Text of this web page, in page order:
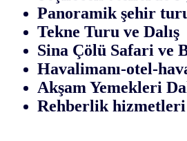
Panoramik şehir
Tekne Turu ve Dalış
Sina Çölü Safari ve
Havalimanı-otel-
Akşam Yemekleri
Rehberlik hizmetleri